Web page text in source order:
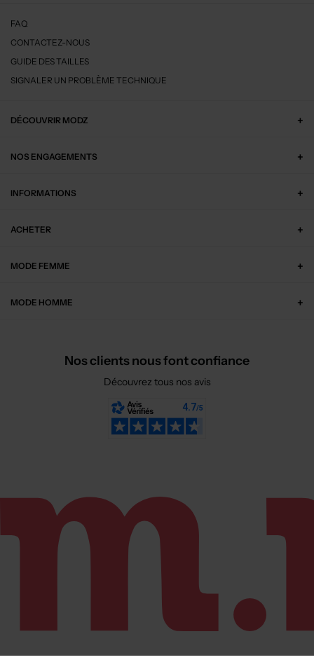
FAQ
CONTACTEZ-NOUS
GUIDE DES TAILLES
SIGNALER UN PROBLÈME TECHNIQUE
DÉCOUVRIR MODZ
NOS ENGAGEMENTS
INFORMATIONS
ACHETER
MODE FEMME
MODE HOMME
Nos clients nous font confiance
Découvrez tous nos avis